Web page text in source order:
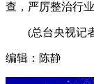
查，严厉整治行
(总台央视记者
编辑：陈静